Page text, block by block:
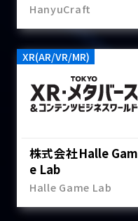
HanyuCraft
XR(AR/VR/MR)
株式会社Halle Gam
e Lab
Halle Game Lab